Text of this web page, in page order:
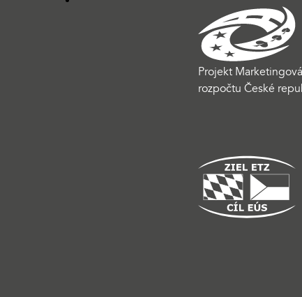
Projekt
rozpočtu České